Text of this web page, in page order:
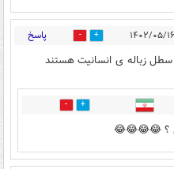
1 پاسخ
سطل زباله ی انسانیت هستند
2
؟ 😂😂😂😂